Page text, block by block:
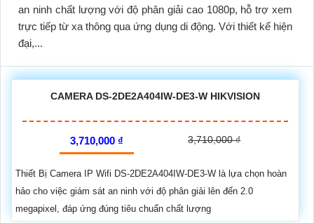
an ninh chất lượng với độ phân giải cao 1080p, hỗ trợ xem
trực tiếp từ xa thông qua ứng dụng di động. Với thiết kế hiện
đại,...
CAMERA DS-2DE2A404IW-DE3-W HIKVISION
3,710,000 ₫ 3,710,000 ₫
Thiết Bị Camera IP Wifi DS-2DE2A404IW-DE3-W là lựa chọn hoàn
hảo cho việc giám sát an ninh với độ phân giải lên đến 2.0
megapixel, đáp ứng đúng tiêu chuẩn chất lượng